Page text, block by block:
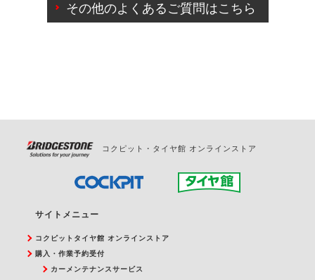
ご来店予約日の3営業日前を過ぎている場合のご予約
の日時変更につきましては、直接ご予約の店舗まで
その他のよくあるご質問はこちら
コクピット・タイヤ館 オンラインストア
サイトメニュー
コクピットタイヤ館 オンラインストア
購入・作業予約受付
カーメンテナンスサービス